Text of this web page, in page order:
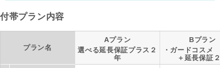
付帯プラン内容
プラン名
Aプラン
選べる延長保証プラス２
年
Bプラン
・ガードコス
＋延長保証